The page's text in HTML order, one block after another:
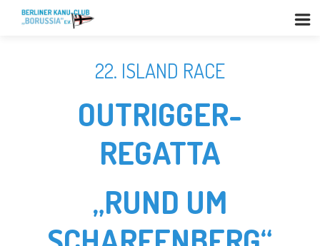
22. ISLAND RACE
OUTRIGGER-
REGATTA
„RUND UM